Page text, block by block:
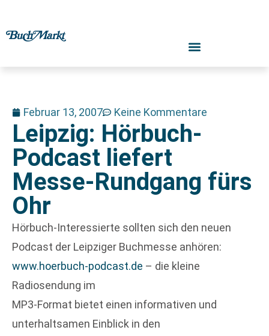
Februar 13, 2007 Keine Kommentare
Leipzig: Hörbuch-
Podcast liefert
Messe-Rundgang fürs
Ohr
Hörbuch-Interessierte sollten sich den neuen
Podcast der Leipziger Buchmesse anhören:
www.hoerbuch-podcast.de – die kleine
Radiosendung im
MP3-Format bietet einen informativen und
unterhaltsamen Einblick in den